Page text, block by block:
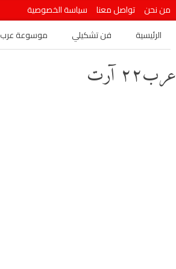
من نحن تواصل معنا
سياسة الخصوصية
الرئيسية
فن تشكيلي موسوعة عرب 22
عرب٢٢ آرت